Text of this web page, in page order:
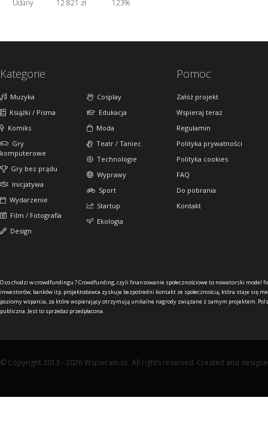
Udany 12 821 zł 123%
Kategorie
Muzyka
Książki / Pisma
Komiks
Gry
komputerowe
Gry bez prądu
Inicjatywa
Wydarzenie
Film / Fotografia
Design
Cosplay
Edukacja
Moda
Teatr / Taniec
Technologie
Wyprawy
Sport
Startup
Ekologia
Pomoc
Załóż projekt
Wspieraj teraz
Regulamin
Polityka prywatności
Polityka cookies
FAQ
Do pobrania
Kontakt
O co chodzi w crowdfundingu ?Crowdfunding, czyli finansowanie społecznościowe to nowatorski model
inwestorów, banków itp. projektodawca zyskuje bezpośredni kontakt ze społecznością, która staje się
poziomy wsparcia, za które wspierający otrzymują unikalne nagrody związane z samym projektem.
publiczna. Jest to sprzedaż przedpłacona.
© Copyright 2013 - 2026 Wspieram.to. All rights reserved. Created and